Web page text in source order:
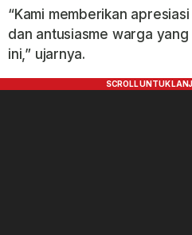
“Kami memberikan
dan antusiasme warga
ini,” ujarnya.